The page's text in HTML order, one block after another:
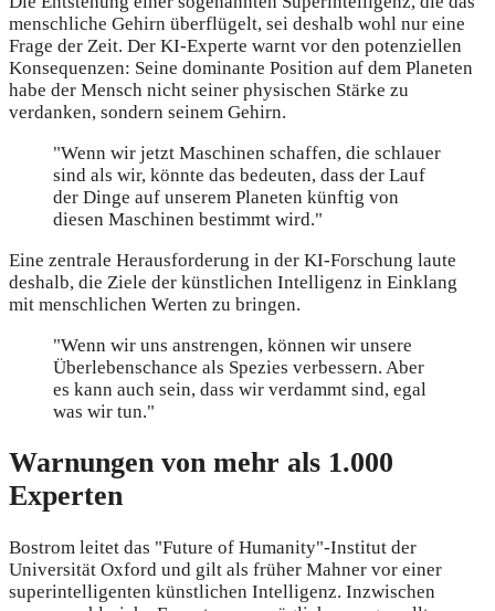
menschliche Gehirn überflügelt, sei deshalb wohl nur eine
Frage der Zeit. Der KI-Experte warnt vor den potenziellen
Konsequenzen: Seine dominante Position auf dem Planeten
habe der Mensch nicht seiner physischen Stärke zu
verdanken, sondern seinem Gehirn.
"Wenn wir jetzt Maschinen schaffen, die schlauer
sind als wir, könnte das bedeuten, dass der Lauf
der Dinge auf unserem Planeten künftig von
diesen Maschinen bestimmt wird."
Eine zentrale Herausforderung in der KI-Forschung laute
deshalb, die Ziele der künstlichen Intelligenz in Einklang
mit menschlichen Werten zu bringen.
"Wenn wir uns anstrengen, können wir unsere
Überlebenschance als Spezies verbessern. Aber
es kann auch sein, dass wir verdammt sind, egal
was wir tun."
Warnungen von mehr als 1.000
Experten
Bostrom leitet das "Future of Humanity"-Institut der
Universität Oxford und gilt als früher Mahner vor einer
superintelligenten künstlichen Intelligenz. Inzwischen